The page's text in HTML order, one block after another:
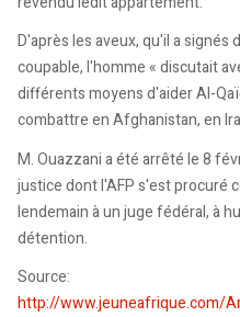
D'après les aveux, qu'il a signés
coupable, l'homme « discutait
différents moyens d'aider Al-
combattre en Afghanistan, en
M. Ouazzani a été arrêté le 8
justice dont l'AFP s'est procuré
lendemain à un juge fédéral, à
détention.
Source:
http://www.jeuneafrique.com/